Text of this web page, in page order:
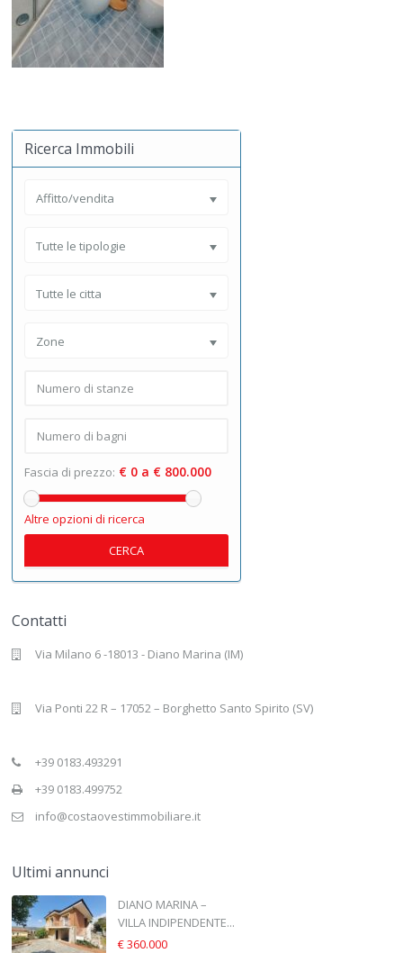
Ricerca Immobili
Affitto/vendita
Tutte le tipologie
Tutte le citta
Zone
Fascia di prezzo: € 0 a € 800.000
Altre opzioni di ricerca
CERCA
Contatti
Via Milano 6 -18013 - Diano Marina (IM)
Via Ponti 22 R – 17052 – Borghetto Santo Spirito (SV)
+39 0183.493291
+39 0183.499752
info@costaovestimmobiliare.it
Ultimi annunci
DIANO MARINA –
VILLA INDIPENDENTE...
€ 360.000